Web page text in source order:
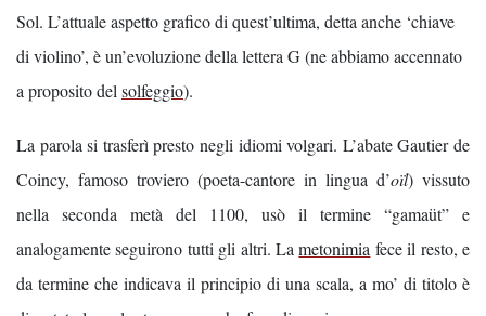
Sol. L’attuale aspetto grafico di quest’ultima, detta anche ‘chiave
di violino’, è un’evoluzione della lettera G (ne abbiamo accennato
a proposito del solfeggio).
La parola si trasferì presto negli idiomi volgari. L’abate Gautier de
Coincy, famoso troviero (poeta-cantore in lingua d’oïl) vissuto
nella seconda metà del 1100, usò il termine “gamaüt” e
analogamente seguirono tutti gli altri. Lametonimia fece il resto, e
da termine che indicava il principio di una scala, a mo’ di titolo è